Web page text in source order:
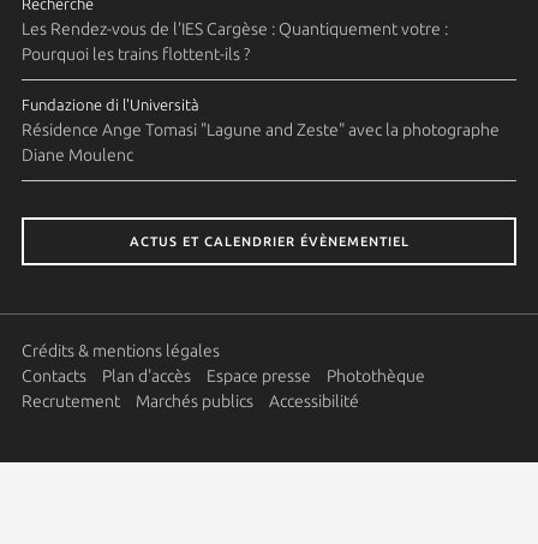
Les Rendez-vous de l'IES Cargèse : Quantiquement votre :
Pourquoi les trains flottent-ils ?
Fundazione di l'Università
Résidence Ange Tomasi "Lagune and Zeste" avec la photographe
Diane Moulenc
ACTUS ET CALENDRIER ÉVÈNEMENTIEL
Crédits & mentions légales
Contacts
Plan d'accès Espace presse
Photothèque
Recrutement
Marchés publics Accessibilité